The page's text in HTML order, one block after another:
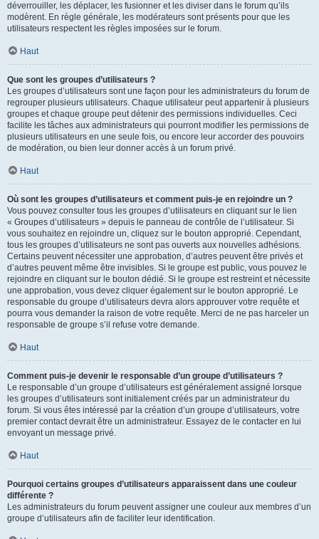
déverrouiller, les déplacer, les fusionner et les diviser dans le forum qu’ils
modèrent. En règle générale, les modérateurs sont présents pour que les
utilisateurs respectent les règles imposées sur le forum.
Haut
Que sont les groupes d’utilisateurs ?
Les groupes d’utilisateurs sont une façon pour les administrateurs du forum de
regrouper plusieurs utilisateurs. Chaque utilisateur peut appartenir à plusieurs
groupes et chaque groupe peut détenir des permissions individuelles. Ceci
facilite les tâches aux administrateurs qui pourront modifier les permissions de
plusieurs utilisateurs en une seule fois, ou encore leur accorder des pouvoirs
de modération, ou bien leur donner accès à un forum privé.
Haut
Où sont les groupes d’utilisateurs et comment puis-je en rejoindre un ?
Vous pouvez consulter tous les groupes d’utilisateurs en cliquant sur le lien
« Groupes d’utilisateurs » depuis le panneau de contrôle de l’utilisateur. Si
vous souhaitez en rejoindre un, cliquez sur le bouton approprié. Cependant,
tous les groupes d’utilisateurs ne sont pas ouverts aux nouvelles adhésions.
Certains peuvent nécessiter une approbation, d’autres peuvent être privés et
d’autres peuvent même être invisibles. Si le groupe est public, vous pouvez le
rejoindre en cliquant sur le bouton dédié. Si le groupe est restreint et nécessite
une approbation, vous devez cliquer également sur le bouton approprié. Le
responsable du groupe d’utilisateurs devra alors approuver votre requête et
pourra vous demander la raison de votre requête. Merci de ne pas harceler un
responsable de groupe s’il refuse votre demande.
Haut
Comment puis-je devenir le responsable d’un groupe d’utilisateurs ?
Le responsable d’un groupe d’utilisateurs est généralement assigné lorsque
les groupes d’utilisateurs sont initialement créés par un administrateur du
forum. Si vous êtes intéressé par la création d’un groupe d’utilisateurs, votre
premier contact devrait être un administrateur. Essayez de le contacter en lui
envoyant un message privé.
Haut
Pourquoi certains groupes d’utilisateurs apparaissent dans une couleur
différente ?
Les administrateurs du forum peuvent assigner une couleur aux membres d’un
groupe d’utilisateurs afin de faciliter leur identification.